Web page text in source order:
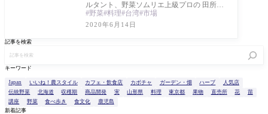
ルタント、野菜ソムリエ上級プロの 田所か
おりです。 台湾野菜「水蓮菜」(前編)～産
地を
野菜 料理 台湾 市場
2020年6月14日
記事を検索
キーワード
Japan いいね！農スタイル カフェ・飲食店 カボチャ ガーデン・畑 ハーブ
人気店
伝統野菜
北海道 収穫期 商品開発 実 山形県 料理 東京都 果物 直売所 花
苗
講座
野菜 食べ歩き 食文化
鹿児島
新着記事